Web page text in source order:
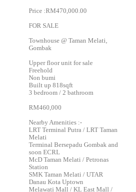
Price :RM470,000.00
FOR SALE
Townhouse @ Taman Melati,
Gombak
Upper floor unit for sale
Freehold
Non bumi
Built up 818sqft
3 bedroom / 2 bathroom
RM460,000
Nearby Amenities :-
LRT Terminal Putra / LRT Taman
Melati
Terminal Bersepadu Gombak and
soon ECRL
McD Taman Melati / Petronas
Station
SMK Taman Melati / UTAR
Danau Kota Uptown
Melawati Mall / KL East Mall /